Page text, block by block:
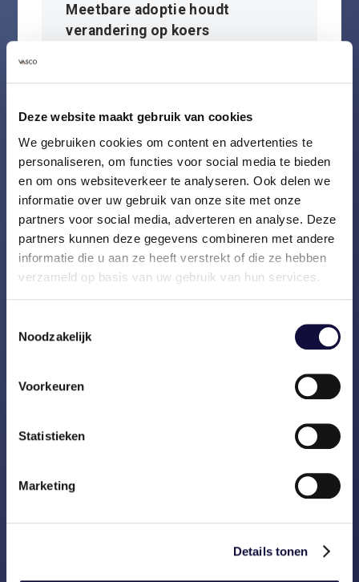
Deze website maakt gebruik van cookies
We gebruiken cookies om content en advertenties te
personaliseren, om functies voor social media te bieden
en om ons websiteverkeer te analyseren. Ook delen we
informatie over uw gebruik van onze site met onze
partners voor social media, adverteren en analyse. Deze
partners kunnen deze gegevens combineren met andere
informatie die u aan ze heeft verstrekt of die ze hebben
verzameld op basis van uw gebruik van hun services.
Noodzakelijk
Voorkeuren
Statistieken
Marketing
Details tonen
Meetbare adoptie houdt
verandering op koers